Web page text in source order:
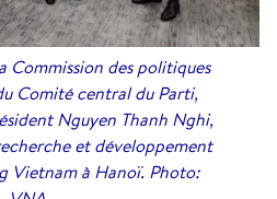
Commission des politiques
Comité central du Parti,
Nguyen Thanh Nghi,
et développement
Vietnam à Hanoï. Photo: